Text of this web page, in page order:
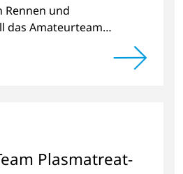
Rennen und
das Amateurteam
nach Hause“ sammeln.
Plasmatreat-